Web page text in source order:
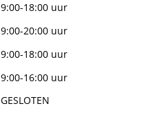
9:00-18:00 uur
9:00-20:00 uur
9:00-18:00 uur
9:00-16:00 uur
GESLOTEN